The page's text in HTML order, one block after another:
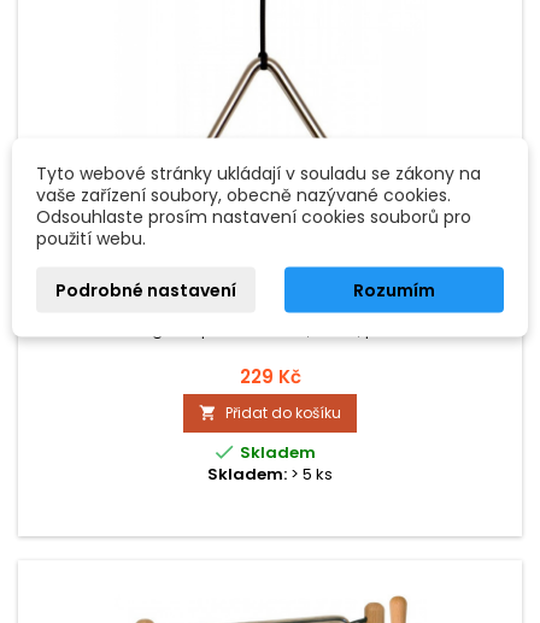
GOLDON TRIANGL 10 CM
229 Kč
 Přidat do košíku
 Skladem
Skladem: > 5 ks
Tyto webové stránky ukládají v souladu se zákony na
vaše zařízení soubory, obecně nazývané cookies.
Odsouhlaste prosím nastavení cookies souborů pro
použití webu.
Podrobné nastavení Rozumím